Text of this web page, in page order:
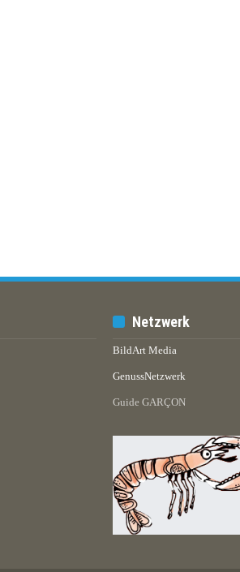
Netzwerk
BildArt Media
GenussNetzwerk
Guide GARÇON